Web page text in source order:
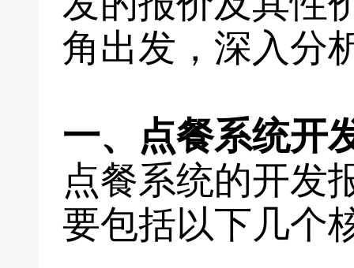
角出发，深入分
一、点餐系统开
点餐系统的开发
要包括以下几个